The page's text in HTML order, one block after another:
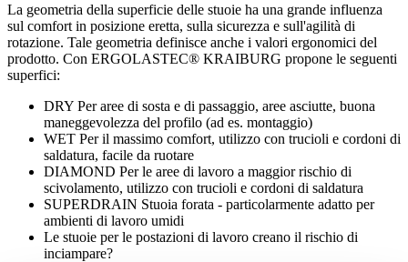
La geometria della superficie delle stuoie ha una grande influenza
sul comfort in posizione eretta, sulla sicurezza e sull'agilità di
rotazione. Tale geometria definisce anche i valori ergonomici del
prodotto. Con ERGOLASTEC® KRAIBURG propone le seguenti
superfici:
DRY Per aree di sosta e di passaggio, aree asciutte, buona
maneggevolezza del profilo (ad es. montaggio)
WET Per il massimo comfort, utilizzo con trucioli e cordoni di
saldatura, facile da ruotare
DIAMOND Per le aree di lavoro a maggior rischio di
scivolamento, utilizzo con trucioli e cordoni di saldatura
SUPERDRAIN Stuoia forata - particolarmente adatto per
ambienti di lavoro umidi
Le stuoie per le postazioni di lavoro creano il rischio di
inciampare?